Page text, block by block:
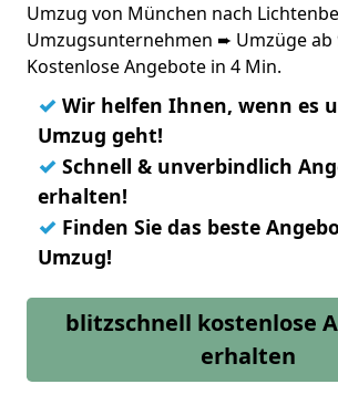
Umzug von München nach
Umzugsunternehmen ➨ Umzüge ab
Kostenlose Angebote in 4 Min.
✓ Wir helfen Ihnen, wenn es
Umzug geht!
✓ Schnell & unverbindlich
erhalten!
✓ Finden Sie das beste
Umzug!
blitzschnell kostenlose
erhalten